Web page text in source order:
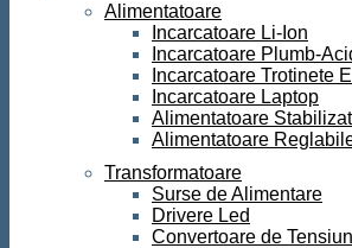
Alimentatoare
Incarcatoare Li-Ion
Incarcatoare Plumb-
Incarcatoare Trotinete
Incarcatoare Laptop
Alimentatoare
Alimentatoare
Transformatoare
Surse de Alimentare
Drivere Led
Convertoare de